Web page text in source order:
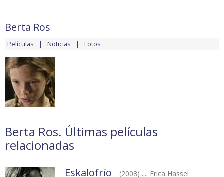
Berta Ros
Películas Noticias Fotos
Berta Ros. Últimas películas
relacionadas
Eskalofrío
(2008) .... Erica Hassel